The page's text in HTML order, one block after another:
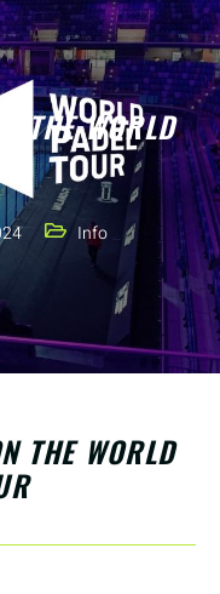
THE WORLD
Info
THE WORLD